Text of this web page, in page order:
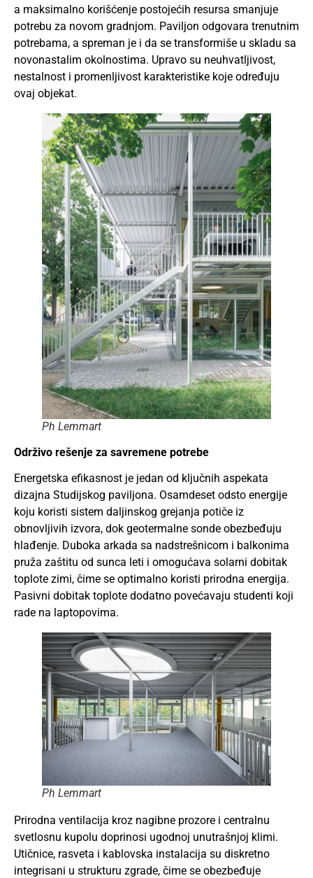
a maksimalno korišćenje postojećih resursa smanjuje
potrebu za novom gradnjom. Paviljon odgovara trenutnim
potrebama, a spreman je i da se transformiše u skladu sa
novonastalim okolnostima. Upravo su neuhvatljivost,
nestalnost i promenljivost karakteristike koje određuju
ovaj objekat.
Ph Lemmart
Održivo rešenje za savremene potrebe
Energetska efikasnost je jedan od ključnih aspekata
dizajna Studijskog paviljona. Osamdeset odsto energije
koju koristi sistem daljinskog grejanja potiče iz
obnovljivih izvora, dok geotermalne sonde obezbeđuju
hlađenje. Duboka arkada sa nadstrešnicom i balkonima
pruža zaštitu od sunca leti i omogućava solarni dobitak
toplote zimi, čime se optimalno koristi prirodna energija.
Pasivni dobitak toplote dodatno povećavaju studenti koji
rade na laptopovima.
Ph Lemmart
Prirodna ventilacija kroz nagibne prozore i centralnu
svetlosnu kupolu doprinosi ugodnoj unutrašnjoj klimi.
Utičnice, rasveta i kablovska instalacija su diskretno
integrisani u strukturu zgrade, čime se obezbeđuje